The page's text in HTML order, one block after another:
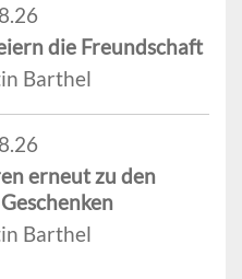
die Freundschaft
Barthel
erneut zu den
Barthel